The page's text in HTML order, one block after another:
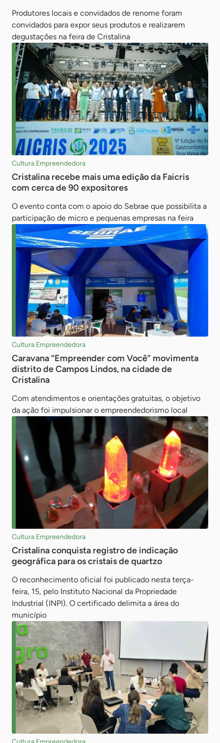
Produtores locais e convidados de renome foram
convidados para expor seus produtos e realizarem
degustações na feira de Cristalina
Cultura Empreendedora
Cristalina recebe mais uma edição da Faicris
com cerca de 90 expositores
O evento conta com o apoio do Sebrae que possibilita a
participação de micro e pequenas empresas na feira
Cultura Empreendedora
Caravana “Empreender com Você” movimenta
distrito de Campos Lindos, na cidade de
Cristalina
Com atendimentos e orientações gratuitas, o objetivo
da ação foi impulsionar o empreendedorismo local
Cultura Empreendedora
Cristalina conquista registro de indicação
geográfica para os cristais de quartzo
O reconhecimento oficial foi publicado nesta terça-
feira, 15, pelo Instituto Nacional da Propriedade
Industrial (INPI). O certificado delimita a área do
município